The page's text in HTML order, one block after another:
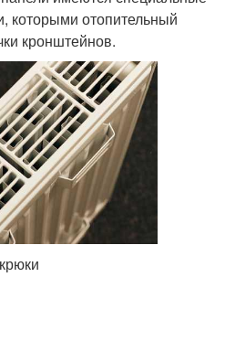
которыми отопительный
кронштейнов.